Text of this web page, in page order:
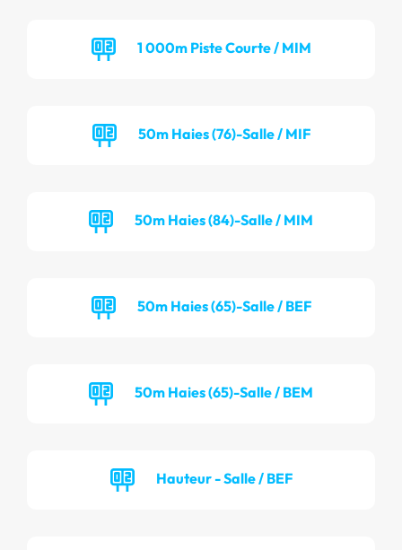
1 000m Piste Courte / MIM
50m Haies (76)-Salle / MIF
50m Haies (84)-Salle / MIM
50m Haies (65)-Salle / BEF
50m Haies (65)-Salle / BEM
Hauteur - Salle / BEF